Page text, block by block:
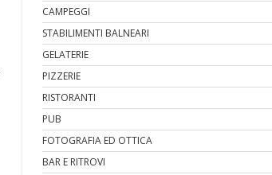
CAMPEGGI
STABILIMENTI BALNEARI
GELATERIE
PIZZERIE
RISTORANTI
PUB
FOTOGRAFIA ED OTTICA
BAR E RITROVI